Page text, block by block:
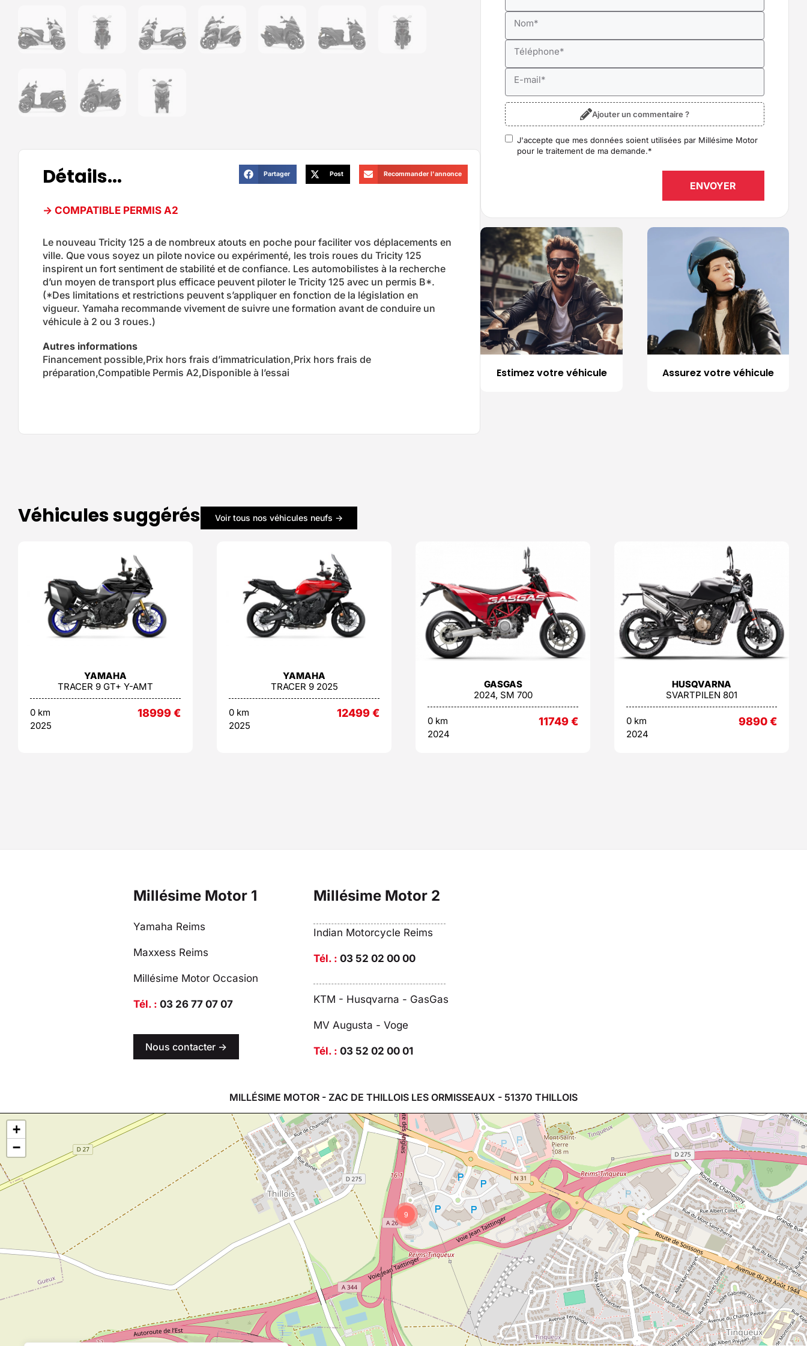
Détails... Partager Post Recommander l'annonce
-> COMPATIBLE PERMIS A2
Le nouveau Tricity 125 a de nombreux atouts en poche pour faciliter vos déplacements en
ville. Que vous soyez un pilote novice ou expérimenté, les trois roues du Tricity 125
inspirent un fort sentiment de stabilité et de confiance. Les automobilistes à la recherche
d’un moyen de transport plus efficace peuvent piloter le Tricity 125 avec un permis B*.
(*Des limitations et restrictions peuvent s’appliquer en fonction de la législation en
vigueur. Yamaha recommande vivement de suivre une formation avant de conduire un
véhicule à 2 ou 3 roues.)
Autres informations
Financement possible,Prix hors frais d’immatriculation,Prix hors frais de
préparation,Compatible Permis A2,Disponible à l’essai
Nom*
Téléphone*
E-mail*
Ajouter un commentaire ?
RGPD*
J'accepte que mes données soient utilisées par Millésime Motor
pour le traitement de ma demande.*
Estimez votre véhicule Assurez votre véhicule
Véhicules suggérés Voir tous nos véhicules neufs ->
YAMAHA
TRACER 9 GT+ Y-AMT
0 km
2025
18999€
YAMAHA
TRACER 9 2025
0 km
2025
12499€
GASGAS
2024, SM 700
0 km
2024
11749€
HUSQVARNA
SVARTPILEN 801
0 km
2024
9890€
Millésime Motor 1
Yamaha Reims
Maxxess Reims
Millésime Motor Occasion
Tél. : 03 26 77 07 07
Nous contacter ->
Millésime Motor 2
Indian Motorcycle Reims
Tél. : 03 52 02 00 00
KTM - Husqvarna - GasGas
MV Augusta - Voge
Tél. : 03 52 02 00 01
MILLÉSIME MOTOR - ZAC DE THILLOIS LES ORMISSEAUX - 51370 THILLOIS
9
+
−